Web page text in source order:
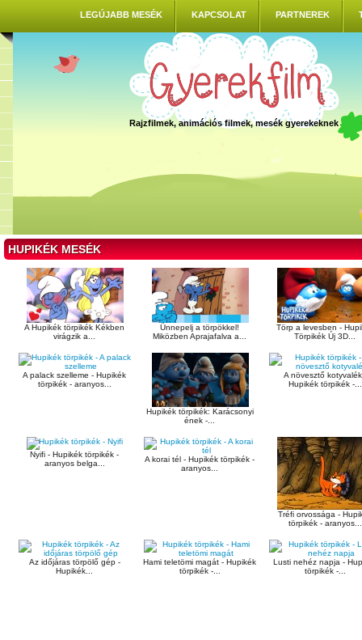
LEGÚJABB MESÉK KAPCSOLAT PARTNEREK
Rajzfilmek, animációs filmek, mesék gyerekeknek
HUPIKÉK MESÉK
A Hupikék törpikék Kékben
virágzik a...
Ünnepelj a törpökkel!
Miközben Aprajafalva a...
Törp a levesben -
Törpikék Új 3D...
A palack szelleme - Hupikék
törpikék - aranyos...
Hupikék törpikék: Karácsonyi
ének -...
A növesztő
Hupikék törpikék -...
Nyifi - Hupikék törpikék -
aranyos belga...
A korai tél - Hupikék törpikék -
aranyos...
Tréfi orvossága -
törpikék - aranyos...
Az időjáras törpölő gép -
Hupikék...
Hami teletömi magát - Hupikék
törpikék -...
Lusti nehéz napja -
törpikék -...